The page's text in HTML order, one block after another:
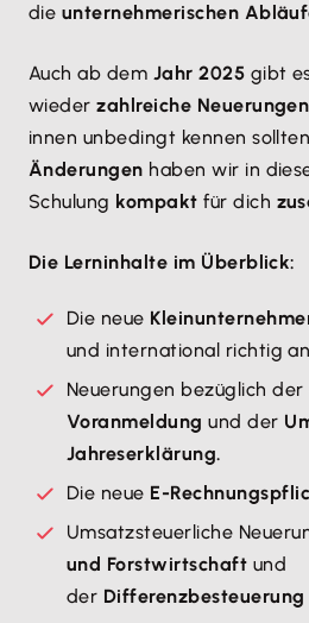
die unternehmerischen
Auch ab dem Jahr 2025 gibt
wiederzahlreiche Neuerungen
innen unbedingt kennen
Änderungen haben wir in
Schulung kompakt für dich
Die Lerninhalte im Überblick:
Die neue
und international richtig
Neuerungen bezüglich der
Voranmeldungund der
Jahreserklärung.
Die neue E-
Umsatzsteuerliche
und Forstwirtschaft und
der Differenzbesteuerung